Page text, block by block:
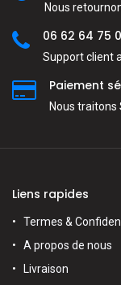
Nous
06 62 64 75
Support client
Paiement
Nous traitons
Liens rapides
Termes &
A propos de nous
Livraison